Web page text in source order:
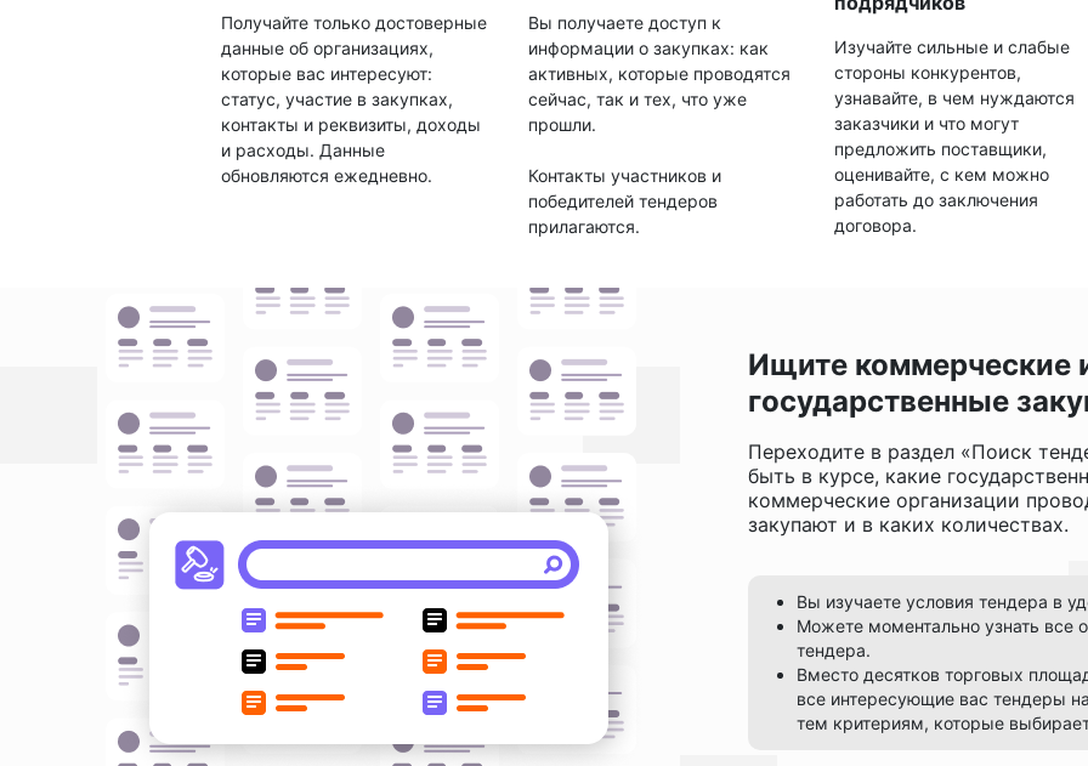
Получайте только достоверные
данные об организациях,
которые вас интересуют:
статус, участие в закупках,
контакты и реквизиты, доходы
и расходы. Данные
обновляются ежедневно.
Вы получаете доступ к
информации о закупках: как
активных, которые проводятся
сейчас, так и тех, что уже
прошли.
Контакты участников и
победителей тендеров
прилагаются.
Изучайте сильные и слабые
стороны конкурентов,
узнавайте, в чем нуждаются
заказчики и что могут
предложить поставщики,
оценивайте, с кем можно
работать до заключения
договора.
Ищите коммерческие
государственные
Переходите в раздел «Поиск
быть в курсе, какие
коммерческие организации
закупают и в каких количествах.
Вы изучаете условия тендера в
Можете моментально узнать все
тендера.
Вместо десятков торговых
все интересующие вас тендеры
тем критериям, которые